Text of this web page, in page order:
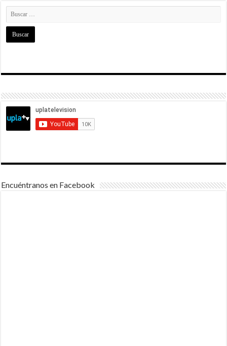
Encuéntranos en Facebook